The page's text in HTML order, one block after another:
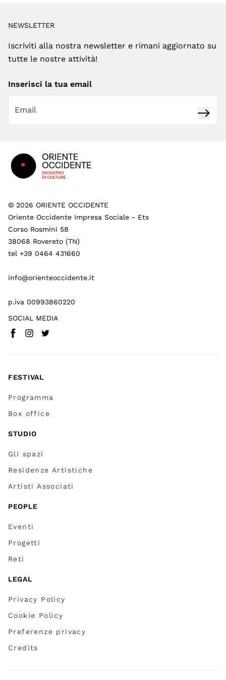
NEWSLETTER
Iscriviti alla nostra newsletter e rimani aggiornato su
tutte le nostre attività!
Inserisci la tua email
© 2026 ORIENTE OCCIDENTE
Oriente Occidente Impresa Sociale - Ets
Corso Rosmini 58
38068 Rovereto (TN)
tel +39 0464 431660
info@orienteoccidente.it
p.iva 00993860220
SOCIAL MEDIA
Facebook(
Instagram
Twitter
FESTIVAL
Programma
Box office
STUDIO
Gli spazi
Residenze Artistiche
Artisti Associati
PEOPLE
Eventi
Progetti
Reti
LEGAL
Privacy Policy
Cookie Policy
Preferenze privacy
Credits